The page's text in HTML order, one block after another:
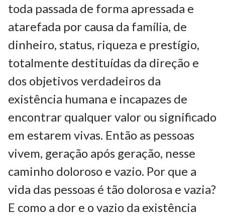
toda passada de forma apressada e
atarefada por causa da família, de
dinheiro, status, riqueza e prestígio,
totalmente destituídas da direção e
dos objetivos verdadeiros da
existência humana e incapazes de
encontrar qualquer valor ou significado
em estarem vivas. Então as pessoas
vivem, geração após geração, nesse
caminho doloroso e vazio. Por que a
vida das pessoas é tão dolorosa e vazia?
E como a dor e o vazio da existência